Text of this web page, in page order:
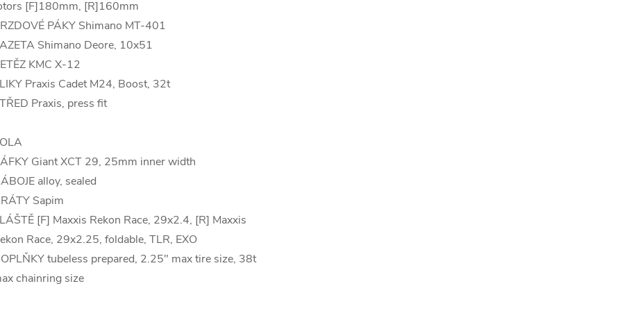
[F]180mm, [R]160mm
PÁKY Shimano MT-401
Shimano Deore, 10x51
KMC X-12
Praxis Cadet M24, Boost, 32t
Praxis, press fit
Giant XCT 29, 25mm inner width
alloy, sealed
Sapim
[F] Maxxis Rekon Race, 29x2.4, [R] Maxxis
Race, 29x2.25, foldable, TLR, EXO
tubeless prepared, 2.25" max tire size, 38t
chainring size